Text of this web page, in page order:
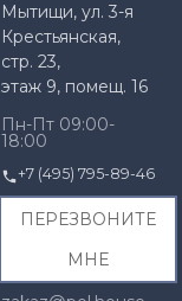
Мытищи, ул. 3-я
Крестьянская,
стр. 23,
этаж 9, помещ. 16
Пн-Пт 09:00-
18:00
+7 (495) 795-89-46
ПЕРЕЗВОНИТЕ
МНЕ